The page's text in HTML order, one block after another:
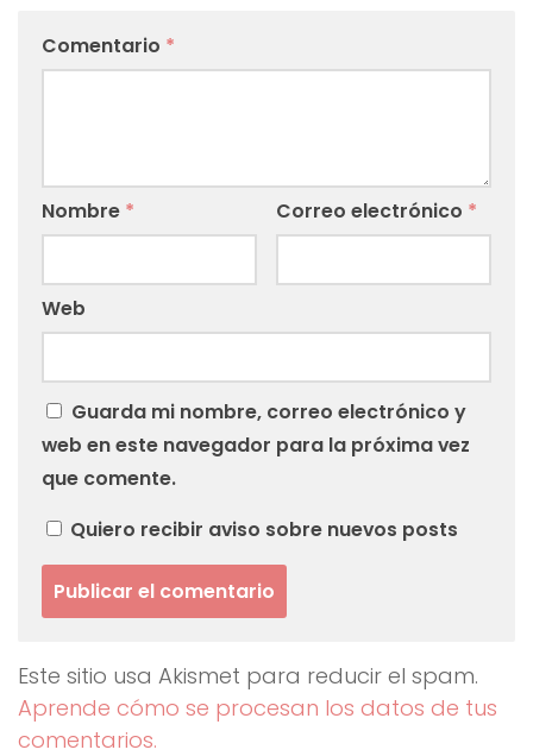
Comentario *
Nombre * Correo electrónico *
Web
Guarda mi nombre, correo electrónico y
web en este navegador para la próxima vez
que comente.
Quiero recibir aviso sobre nuevos posts
Este sitio usa Akismet para reducir el spam.
Aprende cómo se procesan los datos de tus
comentarios.